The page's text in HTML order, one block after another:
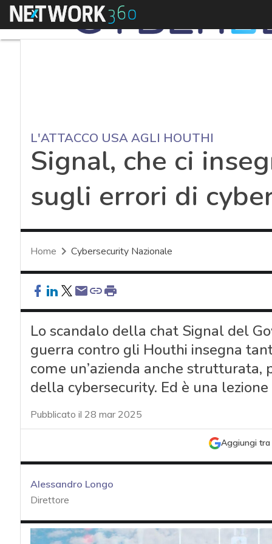
Menu
L'ATTACCO USA AGLI HOUTHI
Signal, che ci
sugli errori di
Home Cybersecurity Nazionale
Lo scandalo della chat Signal del
guerra contro gli Houthi insegna
come un’azienda anche
della cybersecurity. Ed è una
Pubblicato il 28 mar 2025
Aggiungi tra
Alessandro Longo
Direttore